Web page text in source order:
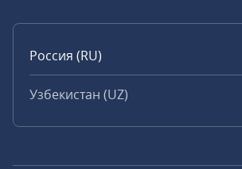
Россия (RU)
Узбекистан (UZ)